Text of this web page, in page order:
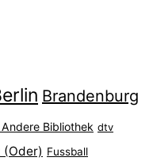
Brandenburg
Andere Bibliothek dtv
(Oder) Fussball